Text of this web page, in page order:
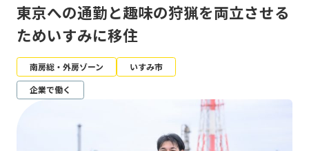
東京への通勤と趣味の狩猟を両立させる
ためいすみに移住
南房総・外房ゾーン
いすみ市
企業で働く